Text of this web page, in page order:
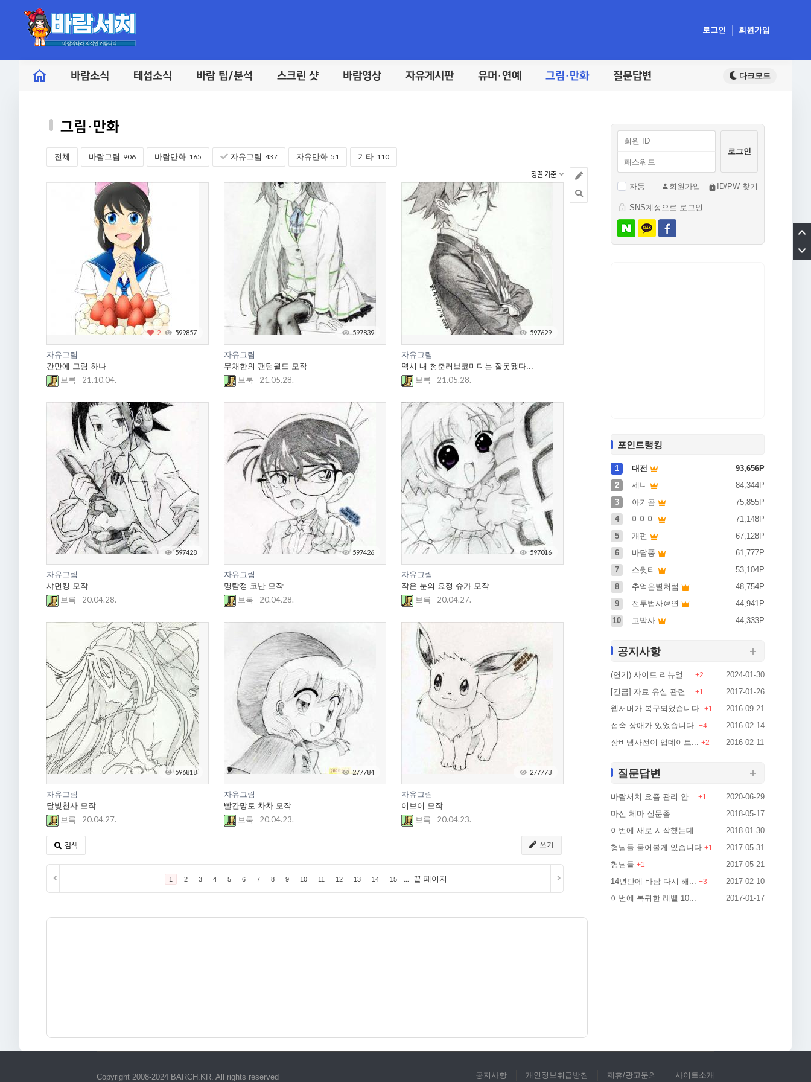
로그인 회원가입
바람소식 테섭소식 바람 팁/분석 스크린 샷 바람영상 자유게시판 유머·연예 그림·만화 질문답변
그림·만화
전체 바람그림 906 바람만화 165 자유그림 437 자유만화 51 기타 110
정렬 기준
2 599857
자유그림
간만에 그림 하나
브룩
21.10.04.
597839
자유그림
무채한의 팬텀월드 모작
브룩
21.05.28.
597629
자유그림
역시 내 청춘러브코미디는 잘못됐다...
브룩
21.05.28.
597428
자유그림
샤먼킹 모작
브룩
20.04.28.
597426
자유그림
명탐정 코난 모작
브룩
20.04.28.
597016
자유그림
작은 눈의 요정 슈가 모작
브룩
20.04.27.
596818
자유그림
달빛천사 모작
브룩
20.04.27.
277784
자유그림
빨간망토 차차 모작
브룩
20.04.23.
277773
자유그림
이브이 모작
브룩
20.04.23.
검색 쓰기
1 2 3 4 5 6 7 8 9 10 11 12 13 14 15 끝 페이지
자동 회원가입 ID/PW 찾기
SNS계정으로 로그인
포인트랭킹
1 대전
93,656P
2
세니
84,344P
3
아기곰
75,855P
4
미미미
71,148P
5
개편
67,128P
6
바담풍
61,777P
7
스윗티
53,104P
8
추억은별처럼
48,754P
9
전투법사＠연
44,941P
10
고박사 44,333P
공지사항
(연기) 사이트 리뉴얼 ... +2
2024-01-30
[긴급] 자료 유실 관련... +1
2017-01-26
웹서버가 복구되었습니다. +1
2016-09-21
접속 장애가 있었습니다. +4
2016-02-14
장비템사전이 업데이트... +2 2016-02-11
질문답변
바람서치 요즘 관리 안... +1
2020-06-29
마신 체마 질문좀..
2018-05-17
이번에 새로 시작했는데
2018-01-30
형님들 물어볼게 있습니다 +1
2017-05-31
형님들 +1
2017-05-21
14년만에 바람 다시 해... +3
2017-02-10
이번에 복귀한 레벨 10...
2017-01-17
Copyright 2008-2024 BARCH.KR. All rights reserved 공지사항 개인정보취급방침 제휴/광고문의 사이트소개